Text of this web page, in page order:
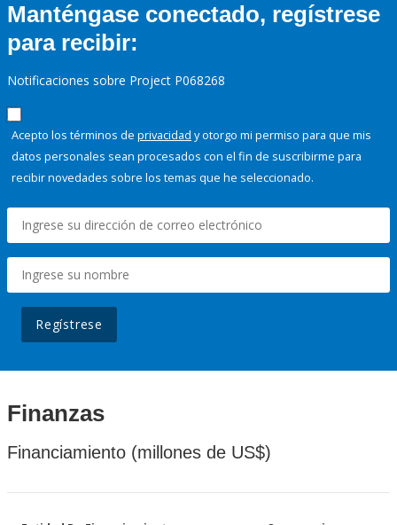
Manténgase conectado, regístrese
para recibir:
Notificaciones sobre Project P068268
Acepto los términos de privacidad y otorgo mi permiso para que mis
datos personales sean procesados con el fin de suscribirme para
recibir novedades sobre los temas que he seleccionado.
Regístrese
Finanzas
Financiamiento (millones de US$)